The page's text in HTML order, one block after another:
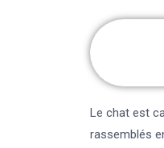
Le chat est
rassemblés